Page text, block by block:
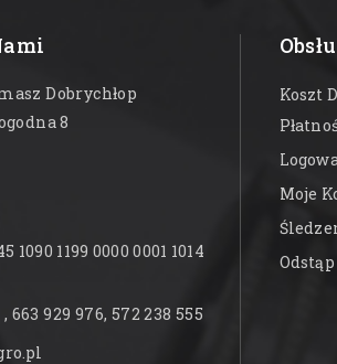
Dobrychłop
8
1199 0000 0001 1014
663 929 976, 572 238 555
Koszt
Moje